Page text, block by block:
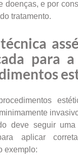
doenças, e por
tratamento.
para
deve seguir
aplicar
exemplo: